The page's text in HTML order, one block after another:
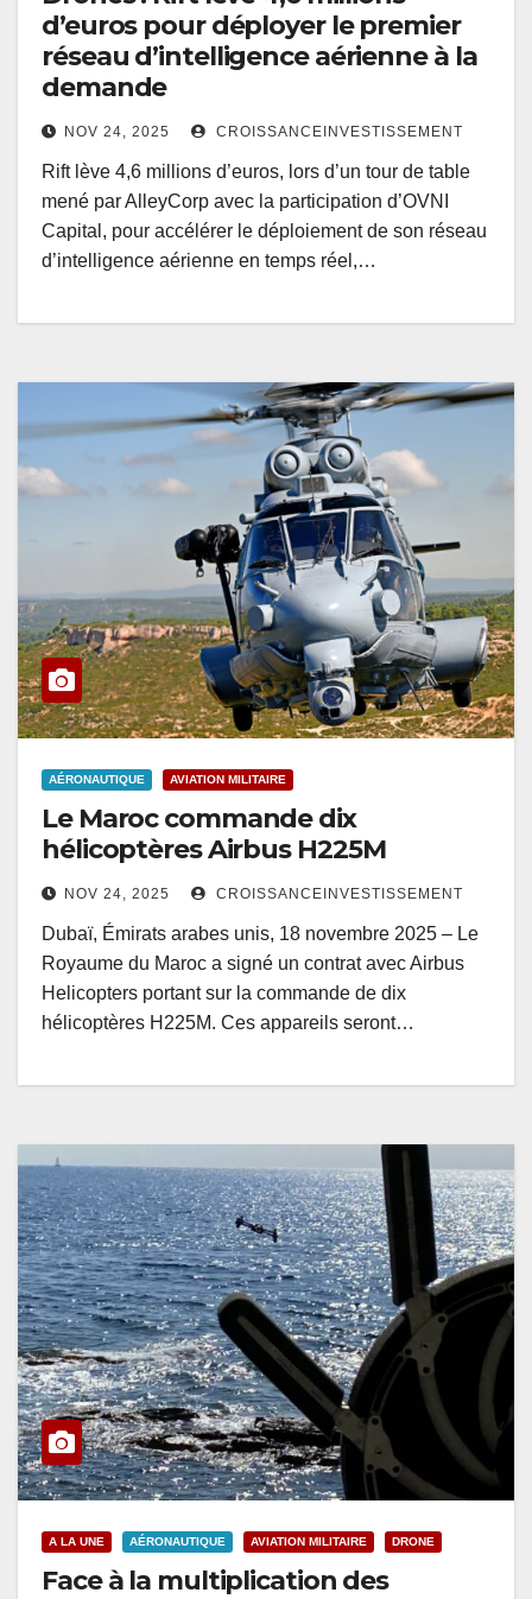
d’euros pour déployer le premier
réseau d’intelligence aérienne à la
demande
NOV 24, 2025 CROISSANCEINVESTISSEMENT
Rift lève 4,6 millions d’euros, lors d’un tour de table
mené par AlleyCorp avec la participation d’OVNI
Capital, pour accélérer le déploiement de son réseau
d’intelligence aérienne en temps réel,…
AÉRONAUTIQUE AVIATION MILITAIRE
Le Maroc commande dix
hélicoptères Airbus H225M
NOV 24, 2025 CROISSANCEINVESTISSEMENT
Dubaï, Émirats arabes unis, 18 novembre 2025 – Le
Royaume du Maroc a signé un contrat avec Airbus
Helicopters portant sur la commande de dix
hélicoptères H225M. Ces appareils seront…
A LA UNE AÉRONAUTIQUE AVIATION MILITAIRE DRONE
Face à la multiplication des